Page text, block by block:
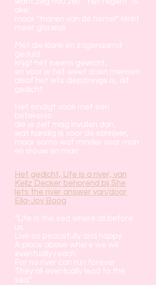
oké,
maar “tranen van de hemel” klinkt
meer glorieus.
Met die klank en zogenaamd
geduld
krijgt het ineens gewicht,
en voor je het weet doen mensen
alsof het iets diepzinnigs is, dit
gedicht.
Het eindigt vaak met een
betekenis
die je zelf mag invullen dan,
wat handig is voor de schrijver,
maar soms wat minder voor man
en vrouw en man.
Het gedicht, Life is a river, van
Kellz Decker behorend bij She
lets the river answer van/door
Ella-Joy Boog
“Life is the sea where all before
us
Live so peacefully and happy
A place above where we will
eventually reach
For no river can run forever
They all eventually lead to the
sea”